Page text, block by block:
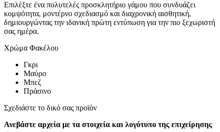
Επιλέξτε ένα πολυτελές προσκλητήριο γάμου που συνδυάζει
κομψότητα, μοντέρνο σχεδιασμό και διαχρονική αισθητική,
δημιουργώντας την ιδανική πρώτη εντύπωση για την πιο ξεχωριστή
σας ημέρα.
Χρώμα Φακέλου
Γκρι
Μαύρο
Μπεζ
Πράσινο
Σχεδιάστε το δικό σας προϊόν
Ανεβάστε αρχεία με τα στοιχεία και λογότυπο της επιχείρησης